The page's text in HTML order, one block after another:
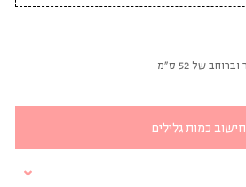
חישוב כמות גלילים